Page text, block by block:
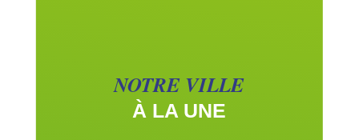
NOTRE VILLE
À LA UNE